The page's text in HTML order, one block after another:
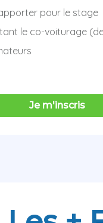
pour le stage
le co-voiturage
Je m'inscris